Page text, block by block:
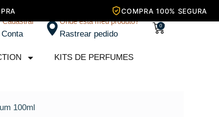
Cadastrar Onde está meu produto?
Rastrear pedido
0
Carrinho
KITS DE PERFUMES
100ml